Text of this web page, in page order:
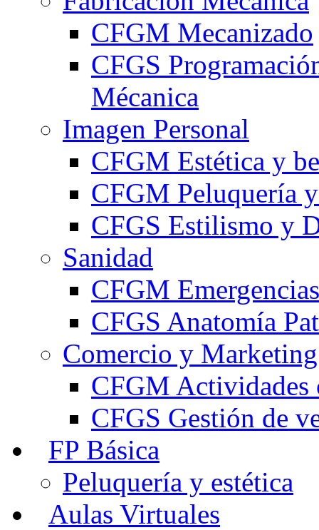
CFGM Mecanizado
CFGS
Mécanica
Imagen Personal
CFGM Estética y
CFGM Peluquería
CFGS Estilismo y
Sanidad
CFGM
CFGS Anatomía
Comercio y Marketing
CFGM Actividades
CFGS Gestión de
FP Básica
Peluquería y estética
Aulas Virtuales